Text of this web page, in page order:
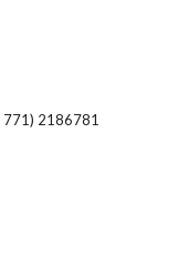
2186781